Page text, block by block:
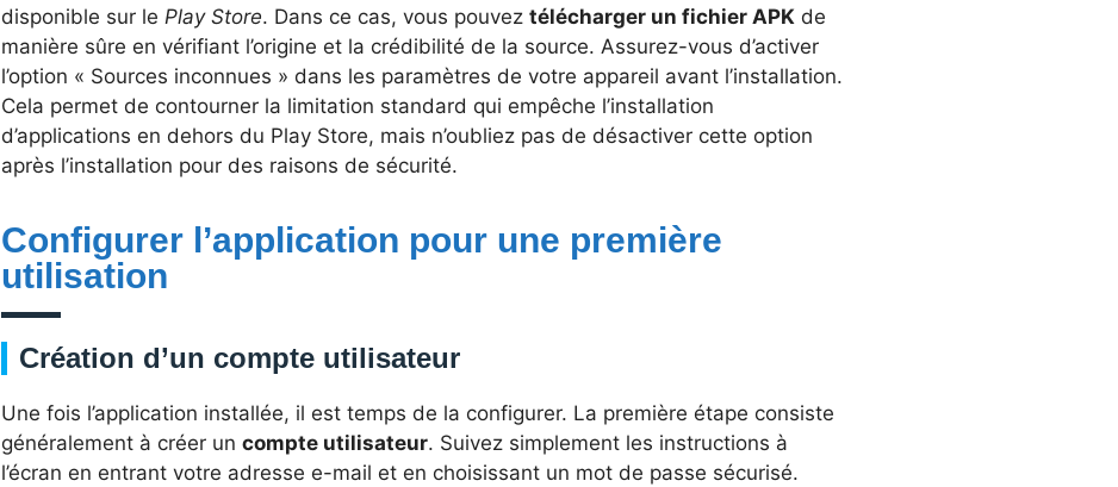
disponible sur le Play Store. Dans ce cas, vous pouvez télécharger un fichier APK de
manière sûre en vérifiant l’origine et la crédibilité de la source. Assurez-vous d’activer
l’option « Sources inconnues » dans les paramètres de votre appareil avant l’installation.
Cela permet de contourner la limitation standard qui empêche l’installation
d’applications en dehors du Play Store, mais n’oubliez pas de désactiver cette option
après l’installation pour des raisons de sécurité.
Configurer l’application pour une première
utilisation
Création d’un compte utilisateur
Une fois l’application installée, il est temps de la configurer. La première étape consiste
généralement à créer un compte utilisateur. Suivez simplement les instructions à
l’écran en entrant votre adresse e-mail et en choisissant un mot de passe sécurisé.